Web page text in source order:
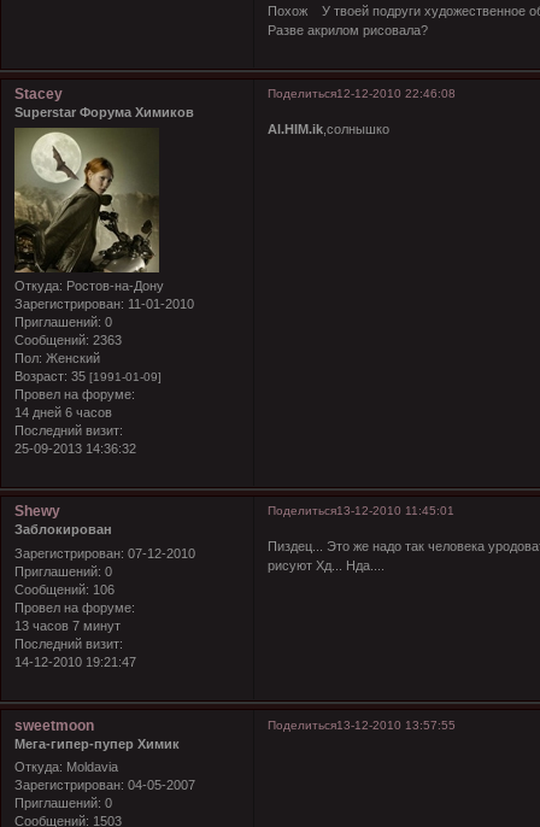
Похож
У твоей подруги художественное
Разве акрилом рисовала?
Поделиться12-12-2010 22:46:08
Stacey
Superstar Форума Химиков
Откуда: Ростов-на-Дону
Зарегистрирован: 11-01-2010
Приглашений: 0
Сообщений: 2363
Пол: Женский
Возраст: 35 [1991-01-09]
Провел на форуме:
14 дней 6 часов
Последний визит:
25-09-2013 14:36:32
Al.HIM.ik ,солнышко
Поделиться13-12-2010 11:45:01
Shewy
Заблокирован
Зарегистрирован: 07-12-2010
Приглашений: 0
Сообщений: 106
Провел на форуме:
13 часов 7 минут
Последний визит:
14-12-2010 19:21:47
Пиздец... Это же надо так человека
рисуют Хд... Нда....
Поделиться13-12-2010 13:57:55
sweetmoon
Мега-гипер-пупер Химик
Откуда: Moldavia
Зарегистрирован: 04-05-2007
Приглашений: 0
Сообщений: 1503